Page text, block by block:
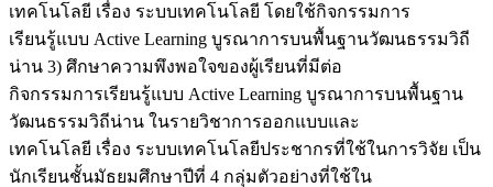
เทคโนโลยี เรื่อง ระบบเทคโนโลยี โดยใช้กิจกรรมการ
เรียนรู้แบบ Active Learning บูรณาการบนพื้นฐานวัฒนธรรมวิถี
น่าน 3) ศึกษาความพึงพอใจของผู้เรียนที่มีต่อ
กิจกรรมการเรียนรู้แบบ Active Learning บูรณาการบนพื้นฐาน
วัฒนธรรมวิถีน่าน ในรายวิชาการออกแบบและ
เทคโนโลยี เรื่อง ระบบเทคโนโลยีประชากรที่ใช้ในการวิจัย เป็น
นักเรียนชั้นมัธยมศึกษาปีที่ 4 กลุ่มตัวอย่างที่ใช้ใน